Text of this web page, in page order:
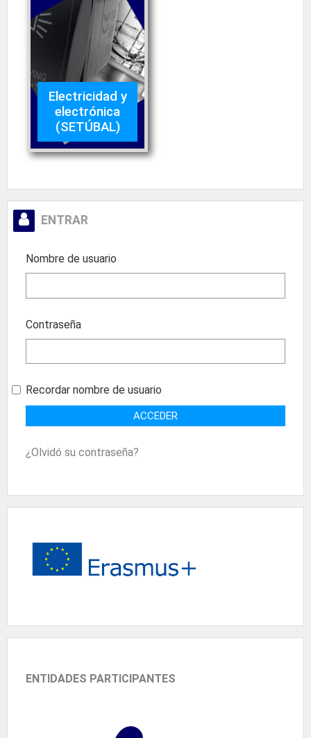
Electricidad y
electrónica
(SETÚBAL)
Salta Entrar
ENTRAR
Nombre de usuario
Contraseña
Recordar nombre de usuario
¿Olvidó su contraseña?
ENTIDADES PARTICIPANTES